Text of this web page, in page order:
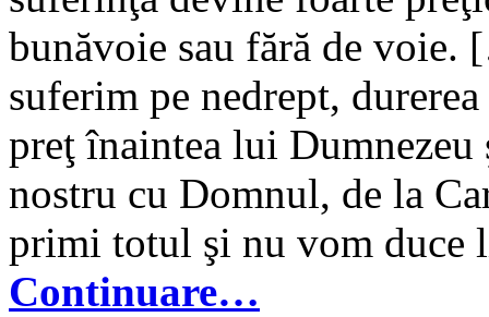
bunăvoie sau fără de
suferim pe nedrept,
preţ înaintea lui
nostru cu Domnul, de la
primi totul şi nu vom duce
Continuare…